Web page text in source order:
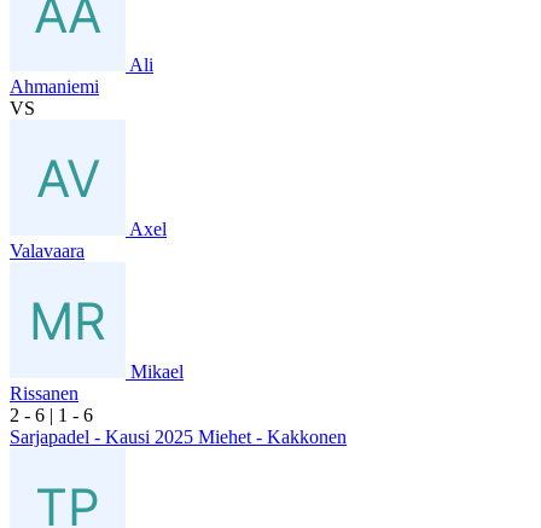
Ali
Ahmaniemi
VS
Axel
Valavaara
Mikael
Rissanen
2 - 6 | 1 - 6
Sarjapadel - Kausi 2025 Miehet - Kakkonen